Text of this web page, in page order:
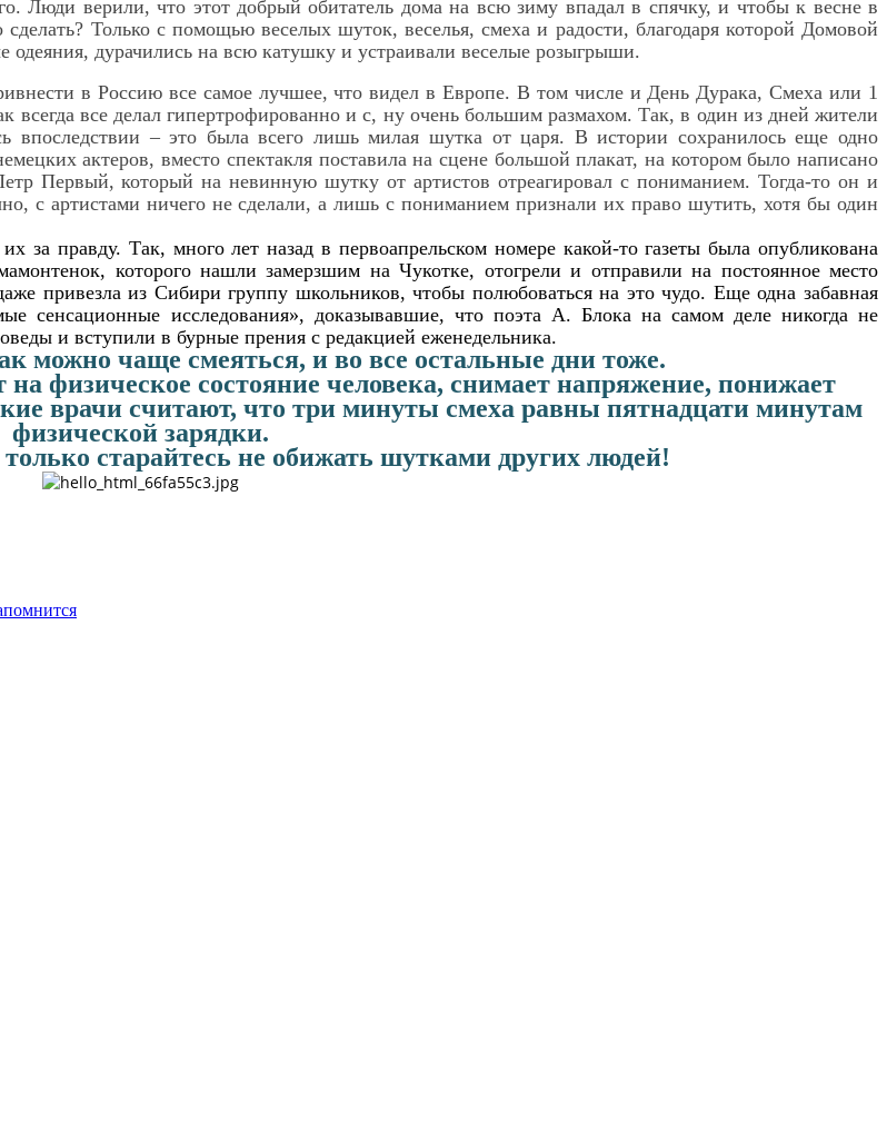
Люди верили, что этот добрый обитатель дома на всю зиму впадал в спячку, и чтобы к весне в
Только с помощью веселых шуток, веселья, смеха и радости, благодаря которой Домовой
дурачились на всю катушку и устраивали веселые розыгрыши.
в Россию все самое лучшее, что видел в Европе. В том числе и День Дурака, Смеха или 1
все делал гипертрофированно и с, ну очень большим размахом. Так, в один из дней жители
впоследствии – это была всего лишь милая шутка от царя. В истории сохранилось еще одно
актеров, вместо спектакля поставила на сцене большой плакат, на котором было написано
Первый, который на невинную шутку от артистов отреагировал с пониманием. Тогда-то он и
с артистами ничего не сделали, а лишь с пониманием признали их право шутить, хотя бы один
правду. Так, много лет назад в первоапрельском номере какой-то газеты была опубликована
которого нашли замерзшим на Чукотке, отогрели и отправили на постоянное место
привезла из Сибири группу школьников, чтобы полюбоваться на это чудо. Еще одна забавная
сенсационные исследования», доказывавшие, что поэта А. Блока на самом деле никогда не
и вступили в бурные прения с редакцией еженедельника.
можно чаще смеяться, и во все остальные дни тоже.
физическое состояние человека, снимает напряжение, понижает
врачи считают, что три минуты смеха равны пятнадцати минутам
физической зарядки.
только старайтесь не обижать шутками других людей!